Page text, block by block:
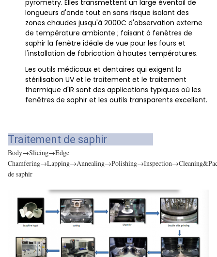
pyrometry. Elles transmettent un large éventail de
longueurs d'onde tout en sans risque isolant des
zones chaudes jusqu'à 2000C d'observation externe
de température ambiante ; faisant à fenêtres de
saphir la fenêtre idéale de vue pour les fours et
l'installation de fabrication à hautes températures.
Les outils médicaux et dentaires qui exigent la
stérilisation UV et le traitement et le traitement
thermique d'IR sont des applications typiques où les
fenêtres de saphir et les outils transparents excellent.
Traitement de saphir
Body→Slicing→Edge
de saphir